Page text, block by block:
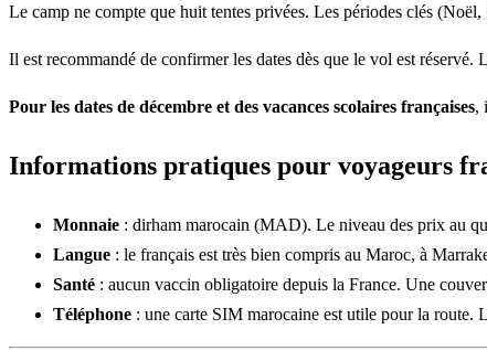
Le camp ne compte que huit tentes privées. Les périodes clés
Il est recommandé de confirmer les dates dès que le vol est
Pour les dates de décembre et des vacances scolaires françaises,
Informations pratiques pour voyageurs
Monnaie : dirham marocain (MAD). Le niveau des prix au
Langue : le français est très bien compris au Maroc, à
Santé : aucun vaccin obligatoire depuis la France. Une
Téléphone : une carte SIM marocaine est utile pour la route.